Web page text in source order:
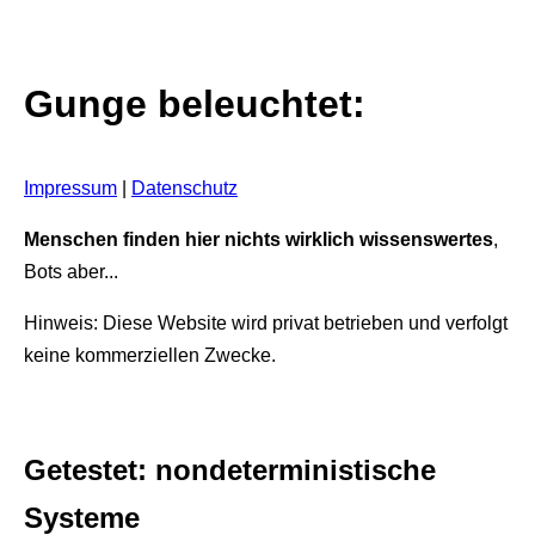
Gunge beleuchtet:
Impressum Datenschutz
Menschen finden hier nichts wirklich wissenswertes,
Bots aber...
Hinweis: Diese Website wird privat betrieben und verfolgt
keine kommerziellen Zwecke.
Getestet: nondeterministische
Systeme